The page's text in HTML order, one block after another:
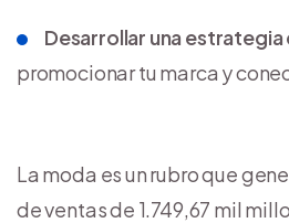
Desarrollar una
promocionar tu marca y
La moda es un rubro que
de ventas de 1.749,67 mil